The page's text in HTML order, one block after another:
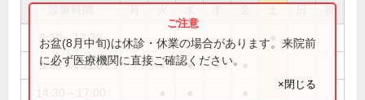
祝
9:30～12:30
9:30～13:00 ● ● ●
お盆(8月中旬)は休診・休業の場合があります。来院前
に必ず医療機関に直接ご確認ください。
×閉じる